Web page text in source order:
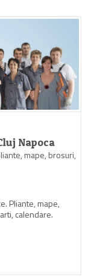
Napoca
mape, brosuri,
Pliante, mape,
calendare.